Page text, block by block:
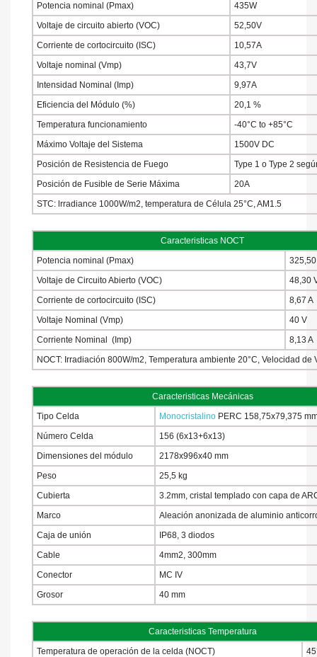
Potencia nominal (Pmax)
435W
Voltaje de circuito abierto (VOC)
52,50V
Corriente de cortocircuito (ISC)
10,57A
Voltaje nominal (Vmp)
43,7V
Intensidad Nominal (Imp)
9,97A
Eficiencia del Módulo (%)
20,1 %
Temperatura funcionamiento
-40°C to +85°C
Máximo Voltaje del Sistema
1500V DC
Posición de Resistencia de Fuego
Type 1 o Type 2
Posición de Fusible de Serie Máxima
20A
STC: lrradiance 1000W/m2, temperatura de Célula 25°C, AM1.5
Caracteristicas NOCT
Potencia nominal (Pmax)
Voltaje de Circuito Abierto (VOC)
48,30
Corriente de cortocircuito (ISC)
8,67 A
Voltaje Nominal (Vmp)
40 V
Corriente Nominal (Imp)
8,13 A
NOCT: Irradiación 800W/m2, Temperatura ambiente 20°C, Velocidad de
Caracteristicas Mecánicas
Tipo Celda
Monocristalino PERC 158,75x79,375
Número Celda
156 (6x13+6x13)
Dimensiones del módulo
2178x996x40 mm
Peso
25,5 kg
Cubierta
3.2mm, cristal templado con capa de
Marco
Aleación anonizada de aluminio
Caja de unión
IP68, 3 diodos
Cable
4mm2, 300mm
Conector
MC IV
Grosor
40 mm
Caracteristicas Temperatura
Temperatura de operación de la celda (NOCT)